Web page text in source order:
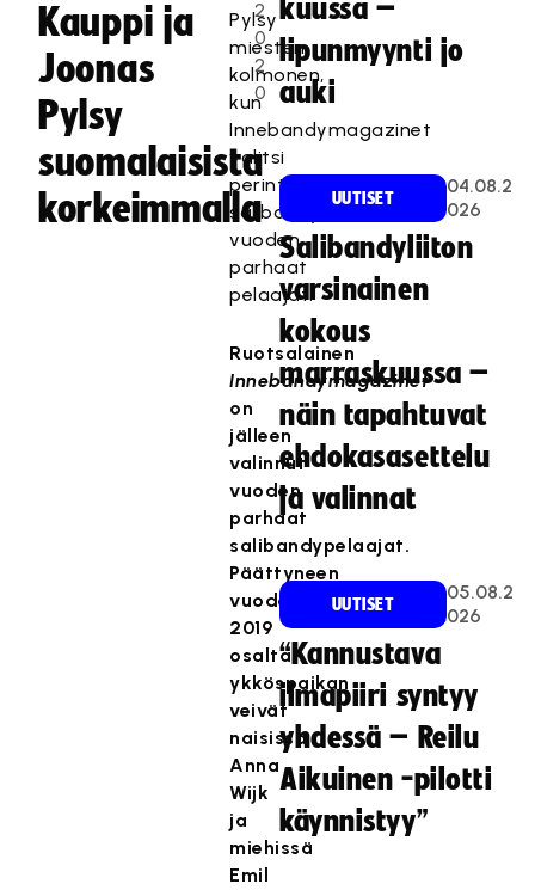
Kauppi ja
Joonas
Pylsy
suomalaisista
korkeimmalla
2
0
2
0
Pylsy
miesten
kolmonen,
kun
Innebandymagazinet
valitsi
perinteisesti
salibandyn
vuoden
parhaat
pelaajat.
Ruotsalainen
Innebandymagazinet
on
jälleen
valinnut
vuoden
parhaat
salibandypelaajat.
Päättyneen
vuoden
2019
osalta
ykköspaikan
veivät
naisissa
Anna
Wijk
ja
miehissä
Emil
kuussa –
lipunmyynti jo
auki
UUTISET
04.08.2
026
Salibandyliiton
varsinainen
kokous
marraskuussa –
näin tapahtuvat
ehdokasasettelu
ja valinnat
UUTISET
05.08.2
026
“Kannustava
ilmapiiri syntyy
yhdessä – Reilu
Aikuinen -pilotti
käynnistyy”